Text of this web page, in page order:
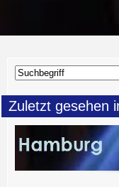
Zuletzt gesehen